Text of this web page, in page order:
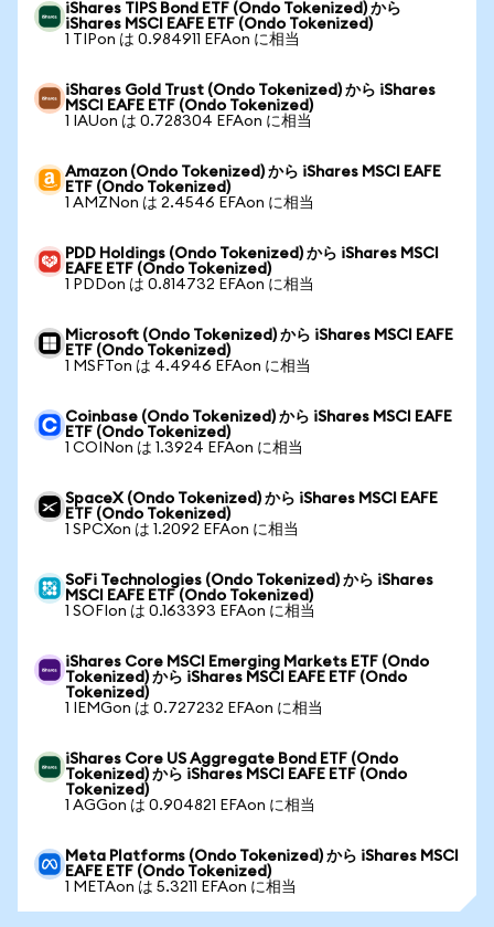
iShares TIPS Bond ETF (Ondo Tokenized) から
iShares MSCI EAFE ETF (Ondo Tokenized)
1 TIPon は 0.984911 EFAon に相当
iShares Gold Trust (Ondo Tokenized) から iShares
MSCI EAFE ETF (Ondo Tokenized)
1 IAUon は 0.728304 EFAon に相当
Amazon (Ondo Tokenized) から iShares MSCI EAFE
ETF (Ondo Tokenized)
1 AMZNon は 2.4546 EFAon に相当
PDD Holdings (Ondo Tokenized) から iShares MSCI
EAFE ETF (Ondo Tokenized)
1 PDDon は 0.814732 EFAon に相当
Microsoft (Ondo Tokenized) から iShares MSCI EAFE
ETF (Ondo Tokenized)
1 MSFTon は 4.4946 EFAon に相当
Coinbase (Ondo Tokenized) から iShares MSCI EAFE
ETF (Ondo Tokenized)
1 COINon は 1.3924 EFAon に相当
SpaceX (Ondo Tokenized) から iShares MSCI EAFE
ETF (Ondo Tokenized)
1 SPCXon は 1.2092 EFAon に相当
SoFi Technologies (Ondo Tokenized) から iShares
MSCI EAFE ETF (Ondo Tokenized)
1 SOFIon は 0.163393 EFAon に相当
iShares Core MSCI Emerging Markets ETF (Ondo
Tokenized) から iShares MSCI EAFE ETF (Ondo
Tokenized)
1 IEMGon は 0.727232 EFAon に相当
iShares Core US Aggregate Bond ETF (Ondo
Tokenized) から iShares MSCI EAFE ETF (Ondo
Tokenized)
1 AGGon は 0.904821 EFAon に相当
Meta Platforms (Ondo Tokenized) から iShares MSCI
EAFE ETF (Ondo Tokenized)
1 METAon は 5.3211 EFAon に相当